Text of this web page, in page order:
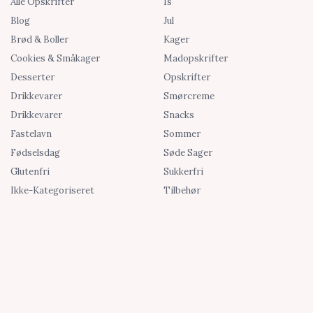
Blog
Brød & Boller
Cookies & Småkager
Desserter
Drikkevarer
Drikkevarer
Fastelavn
Fødselsdag
Glutenfri
Ikke-Kategoriseret
Jul
Kager
Madopskrifter
Opskrifter
Smørcreme
Snacks
Sommer
Søde Sager
Sukkerfri
Tilbehør